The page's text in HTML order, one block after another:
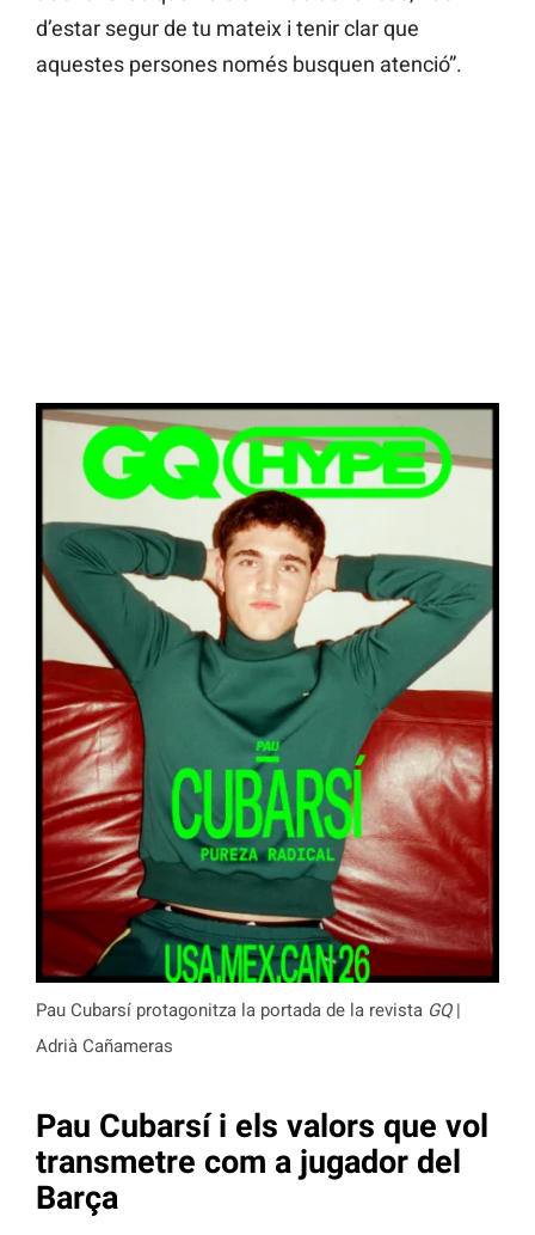
d’estar segur de tu mateix i tenir clar que
aquestes persones només busquen atenció”.
Pau Cubarsí protagonitza la portada de la revista GQ|
Adrià Cañameras
Pau Cubarsí i els valors que vol
transmetre com a jugador del
Barça